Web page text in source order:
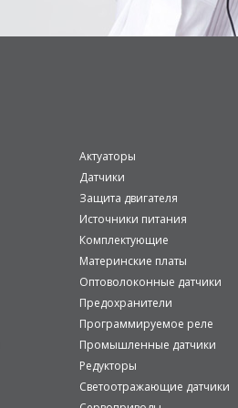
Актуаторы
Датчики
Защита двигателя
Источники питания
Комплектующие
Материнские платы
Оптоволоконные датчики
Предохранители
Программируемое реле
Промышленные датчики
Редукторы
Светоотражающие датчики